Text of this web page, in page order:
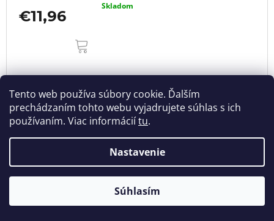
Tento web používa súbory cookie. Ďalším
prechádzaním tohto webu vyjadrujete súhlas s ich
používaním. Viac informáciítu.
Nastavenie
Súhlasím
€11,96
Skladom